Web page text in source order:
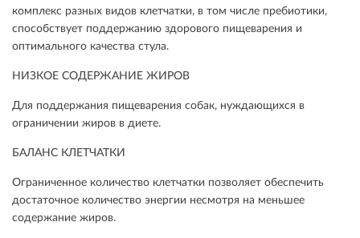
комплекс разных видов клетчатки, в том числе пребиотики,
способствует поддержанию здорового пищеварения и
оптимального качества стула.
НИЗКОЕ СОДЕРЖАНИЕ ЖИРОВ
Для поддержания пищеварения собак, нуждающихся в
ограничении жиров в диете.
БАЛАНС КЛЕТЧАТКИ
Ограниченное количество клетчатки позволяет обеспечить
достаточное количество энергии несмотря на меньшее
содержание жиров.